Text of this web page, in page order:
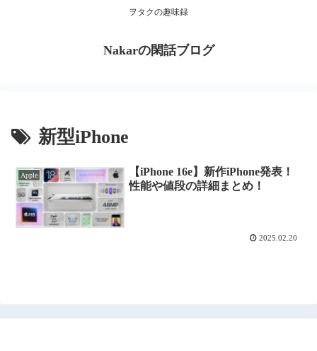
ヲタクの趣味録
Nakarの閑話ブログ
新型iPhone
Apple
【iPhone 16e】新作iPhone発表！
性能や値段の詳細まとめ！
2025.02.20